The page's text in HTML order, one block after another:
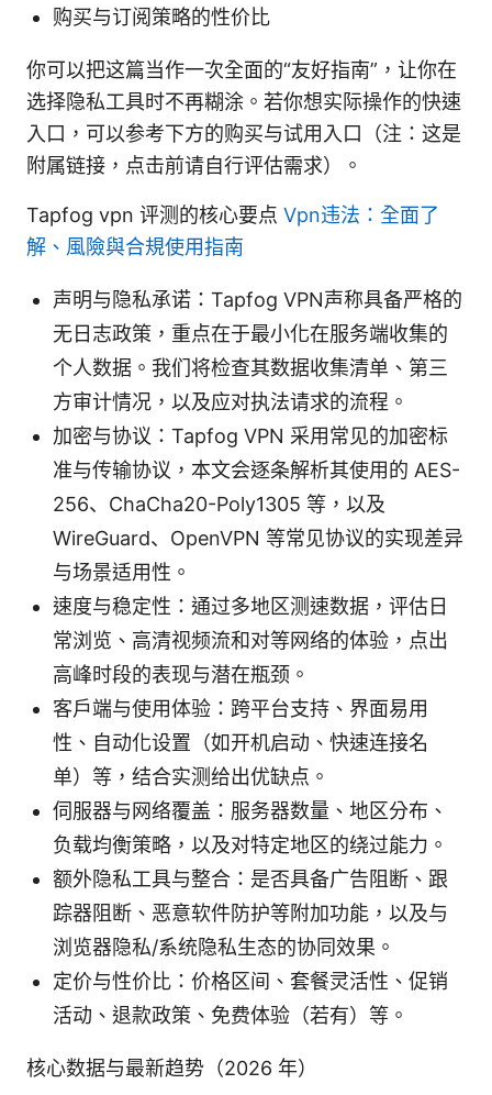
购买与订阅策略的性价比
你可以把这篇当作一次全面的“友好指南”，让你在
选择隐私工具时不再糊涂。若你想实际操作的快速
入口，可以参考下方的购买与试用入口（注：这是
附属链接，点击前请自行评估需求）。
Tapfog vpn 评测的核心要点 Vpn违法：全面了
解、風險與合規使用指南
声明与隐私承诺：Tapfog VPN声称具备严格的
无日志政策，重点在于最小化在服务端收集的
个人数据。我们将检查其数据收集清单、第三
方审计情况，以及应对执法请求的流程。
加密与协议：Tapfog VPN 采用常见的加密标
准与传输协议，本文会逐条解析其使用的 AES-
256、ChaCha20-Poly1305 等，以及
WireGuard、OpenVPN 等常见协议的实现差异
与场景适用性。
速度与稳定性：通过多地区测速数据，评估日
常浏览、高清视频流和对等网络的体验，点出
高峰时段的表现与潜在瓶颈。
客户端与使用体验：跨平台支持、界面易用
性、自动化设置（如开机启动、快速连接名
单）等，结合实测给出优缺点。
伺服器与网络覆盖：服务器数量、地区分布、
负载均衡策略，以及对特定地区的绕过能力。
额外隐私工具与整合：是否具备广告阻断、跟
踪器阻断、恶意软件防护等附加功能，以及与
浏览器隐私/系统隐私生态的协同效果。
定价与性价比：价格区间、套餐灵活性、促销
活动、退款政策、免费体验（若有）等。
核心数据与最新趋势（2026 年）